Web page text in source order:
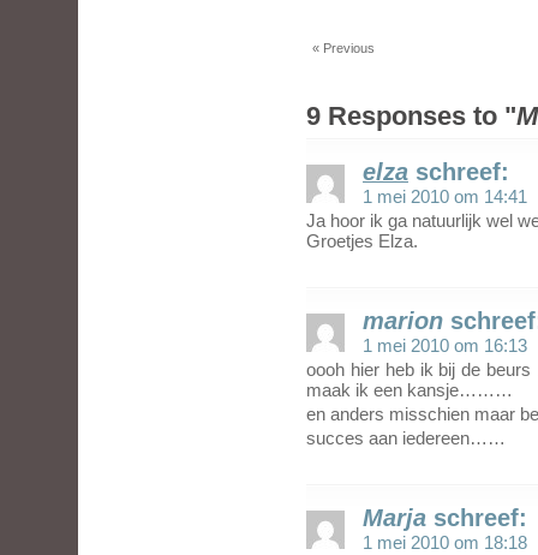
« Previous
9 Responses to "
elza schreef:
1 mei 2010 om 14:41
Ja hoor ik ga natuurlijk wel
Groetjes Elza.
marion
1 mei 2010 om 16:13
oooh hier heb ik bij de
maak ik een kansje………
en anders misschien maar
succes aan iedereen……
Marja schreef:
1 mei 2010 om 18:18